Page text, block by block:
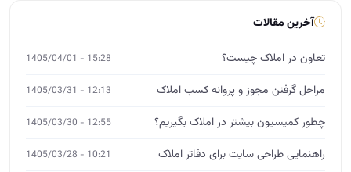
آخرین مقالات
تعاون در املاک چیست؟ 15:28 - 1405/04/01
مراحل گرفتن مجوز و پروانه کسب املاک 12:13 - 1405/03/31
چطور کمیسیون بیشتر در املاک بگیریم؟ 12:55 - 1405/03/30
راهنمایی طراحی سایت برای دفاتر املاک 10:21 - 1405/03/28